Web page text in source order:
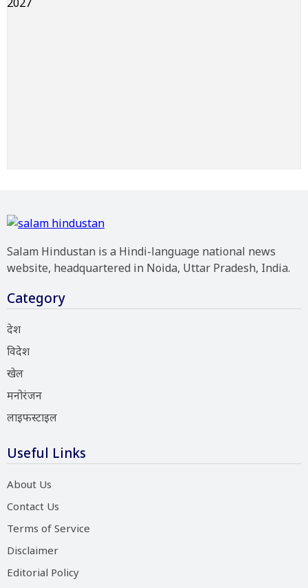
Salam Hindustan is a Hindi-language national news
website, headquartered in Noida, Uttar Pradesh, India.
Category
देश
विदेश
खेल
मनोरंजन
लाइफस्टाइल
Useful Links
About Us
Contact Us
Terms of Service
Disclaimer
Editorial Policy